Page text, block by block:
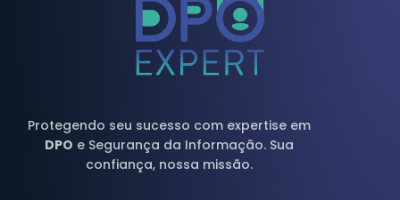
Protegendo seu sucesso com expertise em
DPO e Segurança da Informação. Sua
confiança, nossa missão.